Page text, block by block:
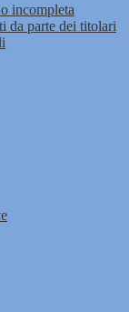
incompleta
da parte dei titolari